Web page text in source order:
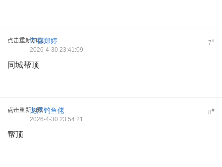
点击重新加载 7#
帝都郑婷
2026-4-30 23:41:09
同城帮顶
点击重新加载 8#
龙泽钓鱼佬
2026-4-30 23:54:21
帮顶